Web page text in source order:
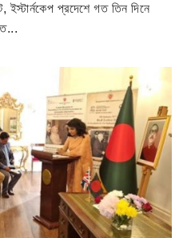
ইস্টার্নকেপ প্রদেশে গত তিন দিনে